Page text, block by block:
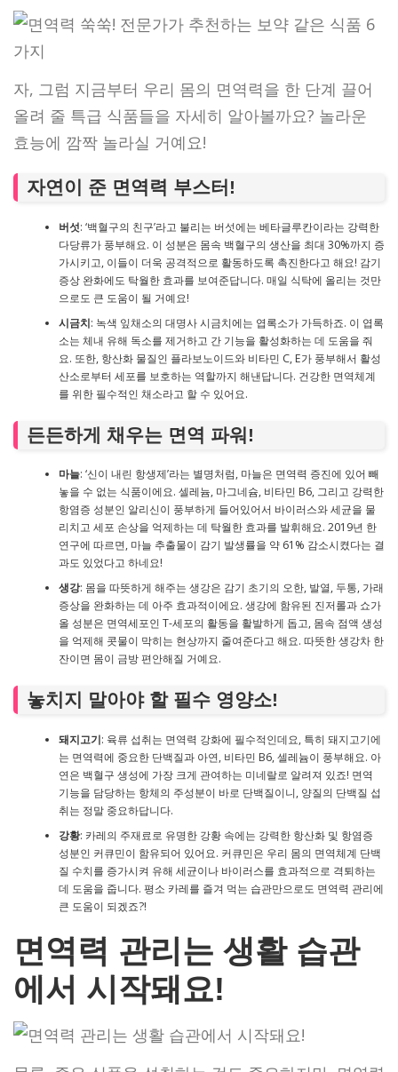
자, 그럼 지금부터 우리 몸의 면역력을 한 단계 끌어
올려 줄 특급 식품들을 자세히 알아볼까요? 놀라운
효능에 깜짝 놀라실 거예요!
자연이 준 면역력 부스터!
버섯: ‘백혈구의 친구’라고 불리는 버섯에는 베타글루칸이라는 강력한
다당류가 풍부해요. 이 성분은 몸속 백혈구의 생산을 최대 30%까지 증
가시키고, 이들이 더욱 공격적으로 활동하도록 촉진한다고 해요! 감기
증상 완화에도 탁월한 효과를 보여준답니다. 매일 식탁에 올리는 것만
으로도 큰 도움이 될 거예요!
시금치: 녹색 잎채소의 대명사 시금치에는 엽록소가 가득하죠. 이 엽록
소는 체내 유해 독소를 제거하고 간 기능을 활성화하는 데 도움을 줘
요. 또한, 항산화 물질인 플라보노이드와 비타민 C, E가 풍부해서 활성
산소로부터 세포를 보호하는 역할까지 해낸답니다. 건강한 면역체계
를 위한 필수적인 채소라고 할 수 있어요.
든든하게 채우는 면역 파워!
마늘: ‘신이 내린 항생제’라는 별명처럼, 마늘은 면역력 증진에 있어 빼
놓을 수 없는 식품이에요. 셀레늄, 마그네슘, 비타민 B6, 그리고 강력한
항염증 성분인 알리신이 풍부하게 들어있어서 바이러스와 세균을 물
리치고 세포 손상을 억제하는 데 탁월한 효과를 발휘해요. 2019년 한
연구에 따르면, 마늘 추출물이 감기 발생률을 약 61% 감소시켰다는 결
과도 있었다고 하네요!
생강: 몸을 따뜻하게 해주는 생강은 감기 초기의 오한, 발열, 두통, 가래
증상을 완화하는 데 아주 효과적이에요. 생강에 함유된 진저롤과 쇼가
올 성분은 면역세포인 T-세포의 활동을 활발하게 돕고, 몸속 점액 생성
을 억제해 콧물이 막히는 현상까지 줄여준다고 해요. 따뜻한 생강차 한
잔이면 몸이 금방 편안해질 거예요.
놓치지 말아야 할 필수 영양소!
돼지고기: 육류 섭취는 면역력 강화에 필수적인데요, 특히 돼지고기에
는 면역력에 중요한 단백질과 아연, 비타민 B6, 셀레늄이 풍부해요. 아
연은 백혈구 생성에 가장 크게 관여하는 미네랄로 알려져 있죠! 면역
기능을 담당하는 항체의 주성분이 바로 단백질이니, 양질의 단백질 섭
취는 정말 중요하답니다.
강황: 카레의 주재료로 유명한 강황 속에는 강력한 항산화 및 항염증
성분인 커큐민이 함유되어 있어요. 커큐민은 우리 몸의 면역체계 단백
질 수치를 증가시켜 유해 세균이나 바이러스를 효과적으로 격퇴하는
데 도움을 줍니다. 평소 카레를 즐겨 먹는 습관만으로도 면역력 관리에
큰 도움이 되겠죠?!
면역력 관리는 생활 습관
에서 시작돼요!